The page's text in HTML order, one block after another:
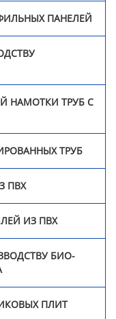
ПАНЕЛЕЙ
НАМОТКИ ТРУБ С
ТРУБ
ПВХ
ИЗ ПВХ
БИО-
ПЛИТ